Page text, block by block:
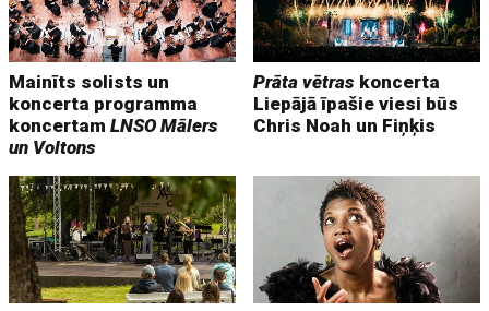
Mainīts solists un
koncerta programma
koncertamLNSO Mālers
un Voltons
Prāta vētras koncerta
Liepājā īpašie viesi būs
Chris Noah un Fiņķis